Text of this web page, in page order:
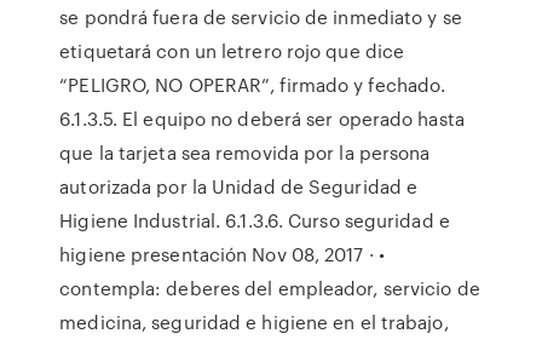
se pondrá fuera de servicio de inmediato y se
etiquetará con un letrero rojo que dice
“PELIGRO, NO OPERAR”, firmado y fechado.
6.1.3.5. El equipo no deberá ser operado hasta
que la tarjeta sea removida por la persona
autorizada por la Unidad de Seguridad e
Higiene Industrial. 6.1.3.6. Curso seguridad e
higiene presentación Nov 08, 2017 · •
contempla: deberes del empleador, servicio de
medicina, seguridad e higiene en el trabajo,